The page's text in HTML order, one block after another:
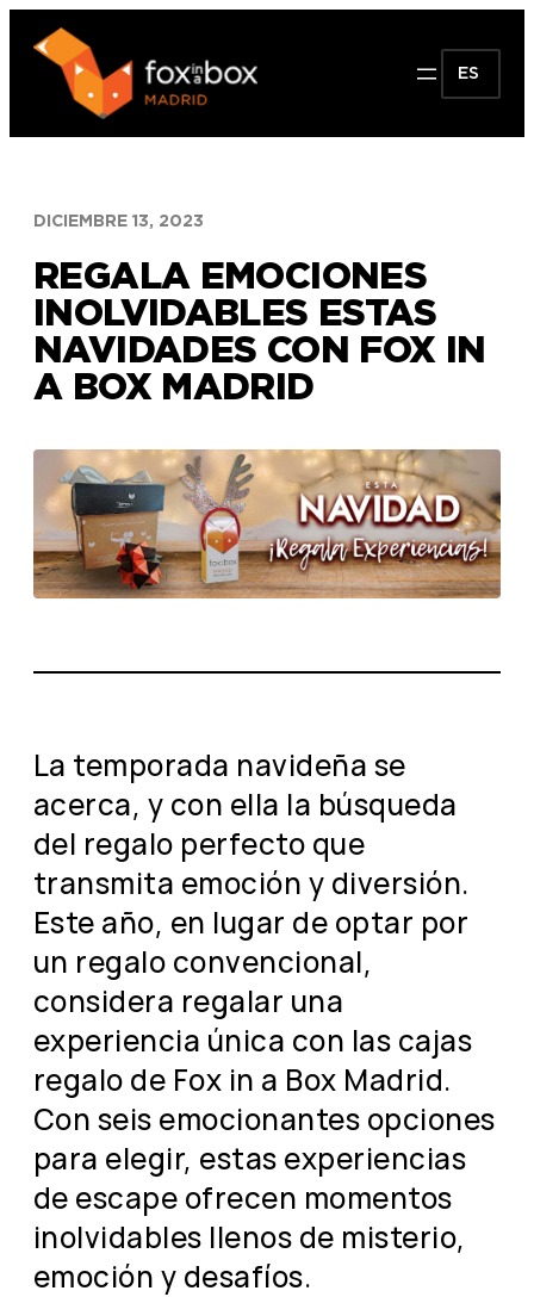
Saltar
contenido
ES
DICIEMBRE 13, 2023
REGALA EMOCIONES
INOLVIDABLES ESTAS
NAVIDADES CON FOX IN
A BOX MADRID
La temporada navideña se
acerca, y con ella la búsqueda
del regalo perfecto que
transmita emoción y diversión.
Este año, en lugar de optar por
un regalo convencional,
considera regalar una
experiencia única con las cajas
regalo de Fox in a Box Madrid.
Con seis emocionantes opciones
para elegir, estas experiencias
de escape ofrecen momentos
inolvidables llenos de misterio,
emoción y desafíos.